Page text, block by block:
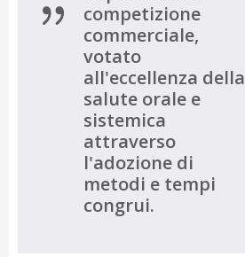
competizione
commerciale,
votato
all'eccellenza della
salute orale e
sistemica
attraverso
l'adozione di
metodi e tempi
congrui.